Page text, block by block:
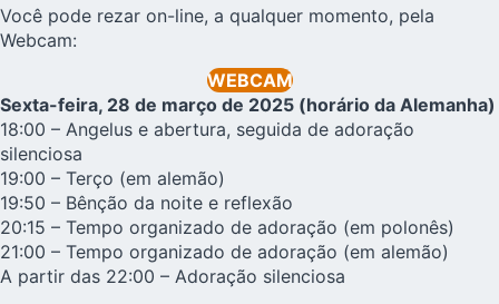
Você pode rezar on-line, a qualquer momento, pela
Webcam:
WEBCAM
Sexta-feira, 28 de março de 2025 (horário da Alemanha)
18:00 – Angelus e abertura, seguida de adoração
silenciosa
19:00 – Terço (em alemão)
19:50 – Bênção da noite e reflexão
20:15 – Tempo organizado de adoração (em polonês)
21:00 – Tempo organizado de adoração (em alemão)
A partir das 22:00 – Adoração silenciosa